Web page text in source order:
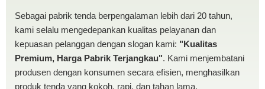
Sebagai pabrik tenda berpengalaman lebih dari 20 tahun,
kami selalu mengedepankan kualitas pelayanan dan
kepuasan pelanggan dengan slogan kami: "Kualitas
Premium, Harga Pabrik Terjangkau". Kami menjembatani
produsen dengan konsumen secara efisien, menghasilkan
produk tenda yang kokoh, rapi, dan tahan lama.